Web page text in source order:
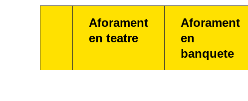
Aforament
en teatre
Aforament
en
banquete